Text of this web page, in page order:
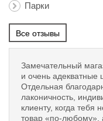
Парки
Все отзывы
Замечательный
и очень адекватные
Отдельная
лаконичность,
клиенту, когда тебя
товар «по-любому»,